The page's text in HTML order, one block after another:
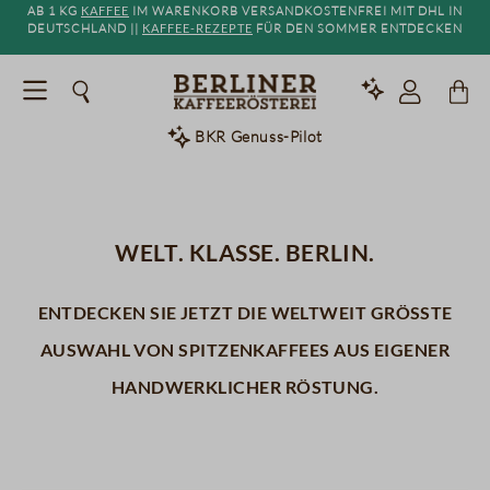
springen
Ab 1 kg Kaffee im Warenkorb versandkostenfrei mit DHL in
Deutschland || Kaffee-Rezepte für den Sommer entdecken
BKR Genuss-Pilot
Welt. Klasse. Berlin.
Entdecken Sie jetzt die weltweit größte
Auswahl von Spitzenkaffees aus eigener
handwerklicher Röstung.